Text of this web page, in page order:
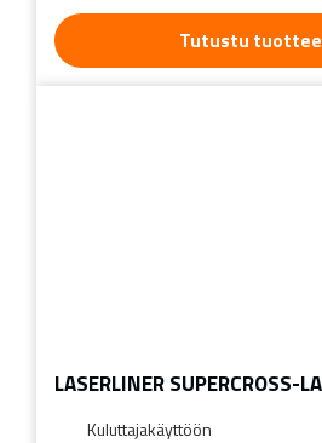
Tutustu
LASERLINER SUPERCROSS-
Kuluttajakäyttöön